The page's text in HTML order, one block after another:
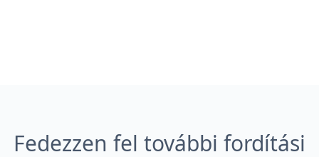
Fedezzen fel további fordítási